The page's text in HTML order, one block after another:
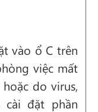
vào ổ C trên
việc mất
do virus,
đặt phần